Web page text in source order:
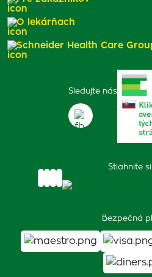
Sledujte nás
Stiahnite
Bezpečná
O lekárňach
Schneider Health Care